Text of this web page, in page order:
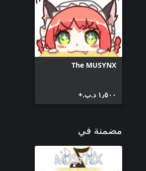
The MUSYNX
١٫٥٠٠ د.ب.‏+
مضمنة في